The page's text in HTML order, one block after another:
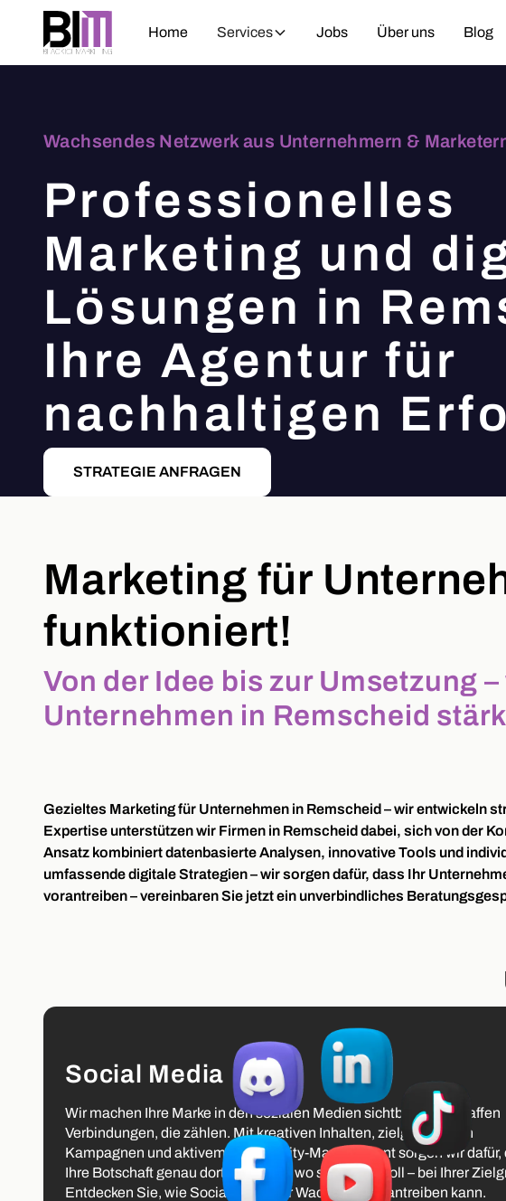
Home Services Jobs Über uns Blog
Wachsendes Netzwerk aus Unternehmern &
Professionelles
Marketing und
Lösungen in
Ihre Agentur für
nachhaltigen
STRATEGIE ANFRAGEN
Marketing für
funktioniert!
Von der Idee bis zur Umsetzung
Unternehmen in Remscheid
Gezieltes Marketing für Unternehmen in Remscheid – wir entwickeln
Expertise unterstützen wir Firmen in Remscheid dabei, sich von der
Ansatz kombiniert datenbasierte Analysen, innovative Tools und
umfassende digitale Strategien – wir sorgen dafür, dass Ihr
vorantreiben – vereinbaren Sie jetzt ein unverbindliches
Social Media
Wir machen Ihre Marke in den sozialen Medien sichtbar und schaffen
Verbindungen, die zählen. Mit kreativen Inhalten, zielgerichteten
Kampagnen und aktivem Community-Management sorgen wir dafür,
Ihre Botschaft genau dort ankommt, wo sie wirken soll – bei Ihrer
Entdecken Sie, wie Social Media Ihr Wachstum vorantreiben kann.